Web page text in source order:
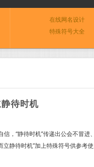
在线网名设计
特殊符号大全
待时机
信，“静待时机”传递出公会不冒
静待时机”加上特殊符号供参考